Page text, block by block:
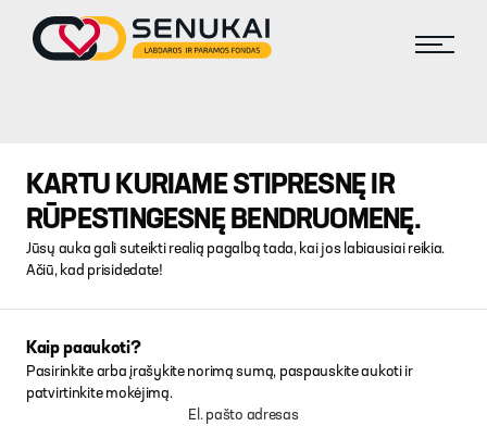
KARTU KURIAME STIPRESNĘ IR
RŪPESTINGESNĘ BENDRUOMENĘ.
Jūsų auka gali suteikti realią pagalbą tada, kai jos labiausiai reikia.
Ačiū, kad prisidedate!
Kaip paaukoti?
Pasirinkite arba įrašykite norimą sumą, paspauskite aukoti ir
patvirtinkite mokėjimą.
El. pašto adresas